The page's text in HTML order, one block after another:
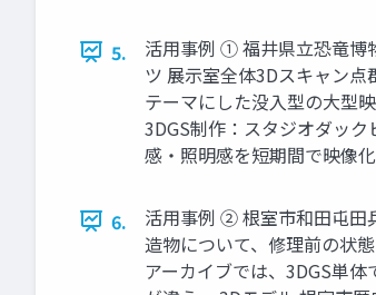
5.
活用事例 ① 福井県立恐竜博
ツ 展示室全体3Dスキャン
テーマにした没入型の大型
3DGS制作：スタジオダッ
感・照明感を短期間で映像
6.
活用事例 ② 根室市和田屯田
造物について、修理前の状
アーカイブでは、3DGS単